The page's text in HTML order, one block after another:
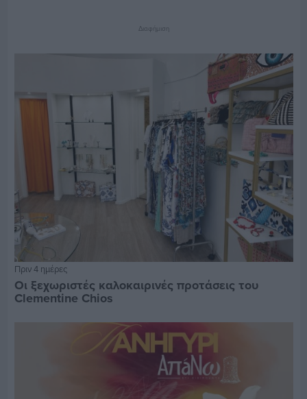
Διαφήμιση
Πριν 4 ημέρες
Οι ξεχωριστές καλοκαιρινές προτάσεις του
Clementine Chios